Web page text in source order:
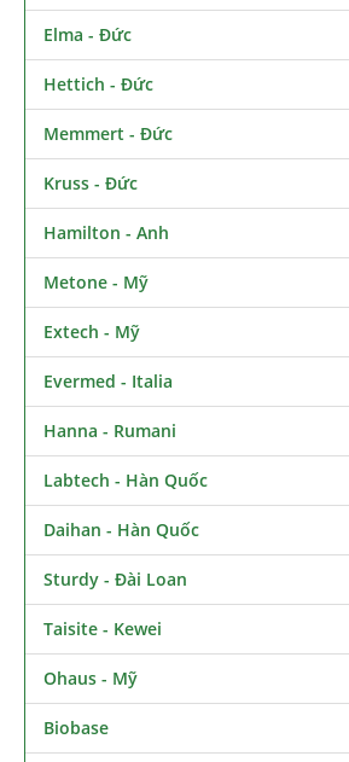
Elma - Đức
Hettich - Đức
Memmert - Đức
Kruss - Đức
Hamilton - Anh
Metone - Mỹ
Extech - Mỹ
Evermed - Italia
Hanna - Rumani
Labtech - Hàn Quốc
Daihan - Hàn Quốc
Sturdy - Đài Loan
Taisite - Kewei
Ohaus - Mỹ
Biobase